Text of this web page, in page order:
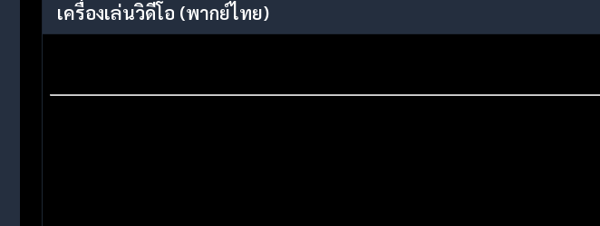
เครื่องเล่นวิดีโอ (พากย์ไทย)